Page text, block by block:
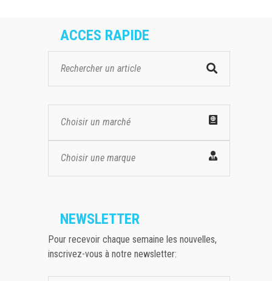
ACCES RAPIDE
Choisir un marché
Choisir une marque
NEWSLETTER
Pour recevoir chaque semaine les nouvelles,
inscrivez-vous à notre newsletter: